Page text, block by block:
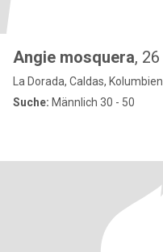
Angie mosquera, 26
La Dorada, Caldas, Kolumbien
Suche: Männlich 30 - 50